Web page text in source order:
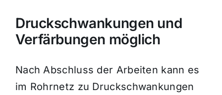
Druckschwankungen und
Verfärbungen möglich
Nach Abschluss der Arbeiten kann es
im Rohrnetz zu Druckschwankungen